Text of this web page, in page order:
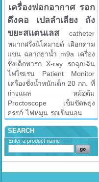
เครื่องฟอกอากาศ รอก
ดึงคอ
เปลลำเลียง
ถัง
ขยะสแตนเลส
catheter
หมากฝรั่งนิโคมายด์
เฝือกดาม
แขน ฉลากยาน้ำ m9a เครื่อง
ชั่งเด็กทารก
X-ray
รถฉุกเฉิน
ไฟไซเรน
Patient Monitor
เครื่องชั่งน้ำหนักเด็ก 20 กก.
ที่
ถ่างแผล
หม้อต้ม
Proctoscope
เข็มขัดพยุง
ครรภ์ ไฟหมุน รถเข็นนอน
SEARCH
Enter a product name